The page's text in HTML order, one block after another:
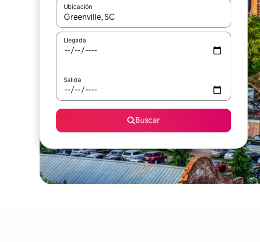
Ubicación
Cuando los resultados estén disponibles, navega con las
Llegada
Salida
Buscar